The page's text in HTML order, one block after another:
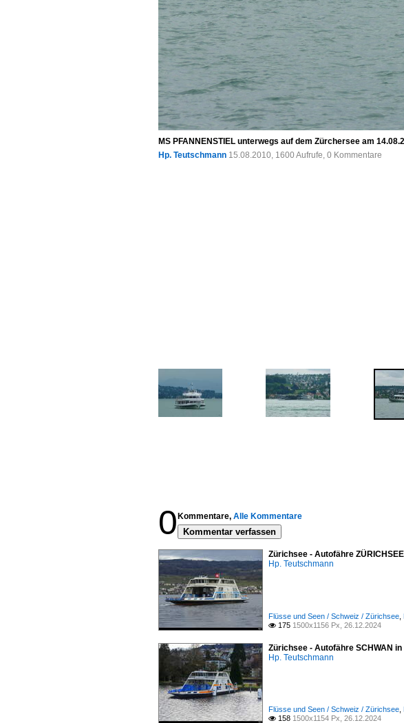
MS PFANNENSTIEL unterwegs auf dem Zürchersee am
Hp. Teutschmann 15.08.2010, 1600 Aufrufe, 0 Kommentare
0 Kommentare, Alle Kommentare
Kommentar verfassen
Zürichsee - Autofähre
Hp. Teutschmann
Flüsse und Seen / Schweiz / Zürichsee
 175 1500x1156 Px, 26.12.2024
Zürichsee - Autofähre SCHWAN
Hp. Teutschmann
Flüsse und Seen / Schweiz / Zürichsee
 158 1500x1154 Px, 26.12.2024